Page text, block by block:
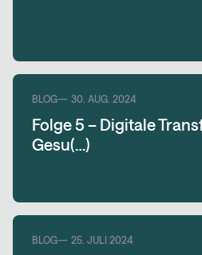
BLOG 30. AUG. 2024
Folge 5 – Digitale
Gesu(…)
BLOG 25. JULI 2024